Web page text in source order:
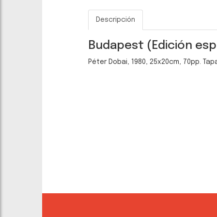
Descripción
Budapest (Edición
Péter Dobai, 1980, 25x20cm, 70pp.